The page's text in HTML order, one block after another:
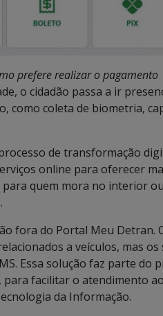
prefere realizar o pagamento
o cidadão passa a ir
como coleta de biometria,
de transformação
online para oferecer
quem mora no interior
fora do Portal Meu Detran.
a veículos, mas
Essa solução faz parte do
facilitar o atendimento
da Informação.